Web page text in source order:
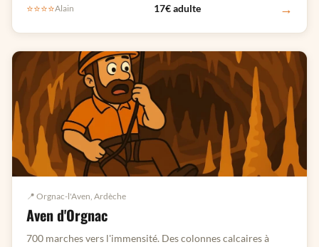
⭐⭐⭐⭐Alain 17€ adulte →
📍 Orgnac-l'Aven, Ardèche
Aven d'Orgnac
700 marches vers l'immensité. Des colonnes calcaires à